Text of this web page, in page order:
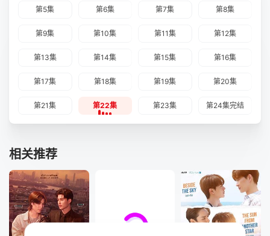
第5集 第6集 第7集 第8集
第9集 第10集 第11集 第12集
第13集 第14集 第15集 第16集
第17集 第18集 第19集 第20集
第21集 第22集 第23集 第24集完结
相关推荐